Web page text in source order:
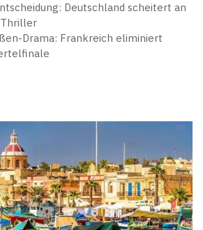
Deutschland scheitert an
Thriller
Drama: Frankreich eliminiert